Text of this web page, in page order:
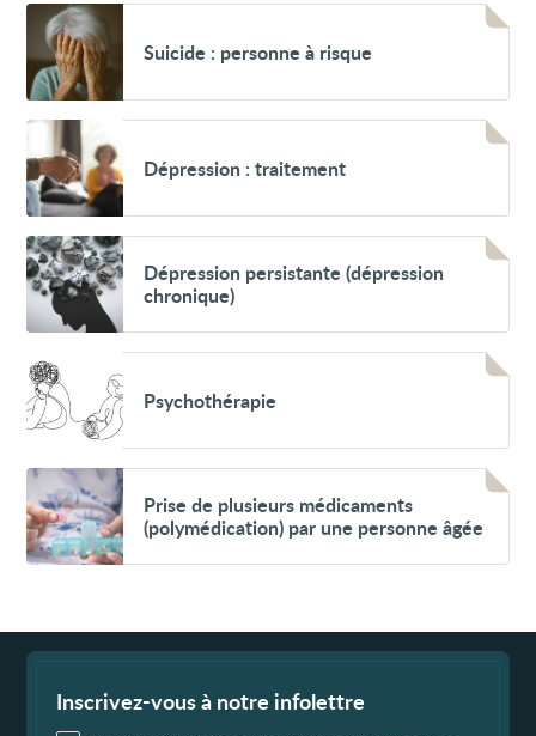
Voir
Suicide
personne
à
Suicide : personne à risque
Voir
Dépression :
traitement
Dépression : traitement
Voir
Dépression
persistante
(dépression
chronique)
Dépression persistante (dépression
chronique)
Voir
Psychothérapie
Psychothérapie
Voir
Prise
de
plusieurs
médicaments
personne
âgée
Prise de plusieurs médicaments
(polymédication) par une personne âgée
Inscrivez-vous à notre infolettre